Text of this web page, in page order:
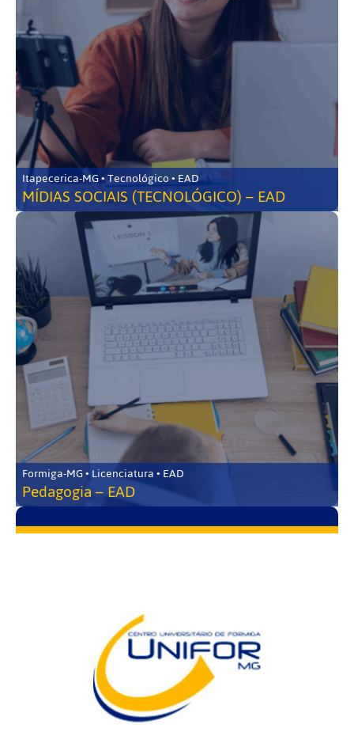
Itapecerica-MG • Tecnológico • EAD
MÍDIAS SOCIAIS (TECNOLÓGICO) – EAD
Formiga-MG • Licenciatura • EAD
Pedagogia – EAD